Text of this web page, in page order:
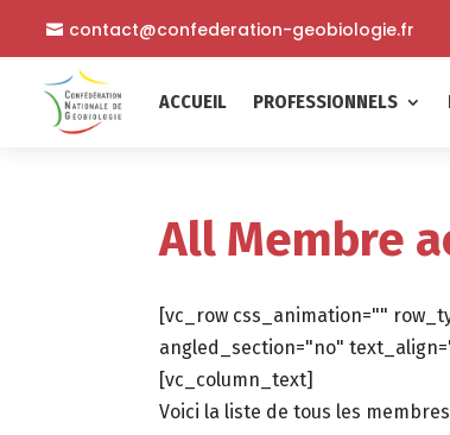
contact@confederation-geobiologie.fr
ACCUEIL PROFESSIONNELS
All Membre
[vc_row css_animation=""
angled_section="no"
[vc_column_text]
Voici la liste de tous les